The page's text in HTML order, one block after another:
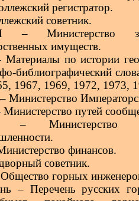
регистратор.
советник.
– Министерство
имуществ.
по истории
библиографический
1967, 1969, 1972, 1973,
путей
– Министерство
финансов.
советник.
горных
– Перечень русских